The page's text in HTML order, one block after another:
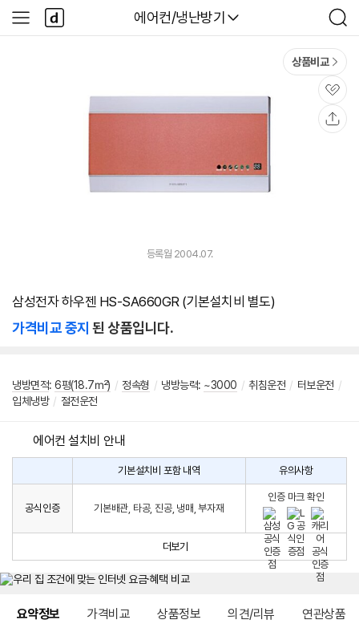
다나와
에어컨/냉난방기
검
색
사
이
다
나
와
상품비교
관
심
등록월 2004.07.
삼성전자 하우젠 HS-SA660GR (기본설치비 별도)
가격비교 중지 된 상품입니다.
냉방면적: 6평(18.7㎡) / 정속형 / 냉방능력: ~3000 / 취침운전 / 터보운전 /
입체냉방 / 절전운전
에어컨 설치비 안내
구
시
생
는
컨
설
기본설치비 포함 내역 유의사항
공식인증 기본배관, 타공, 진공, 냉매, 부자재
인증 마크 확인
더보기
요약정보 가격비교 상품정보 의견/리뷰 연관상품